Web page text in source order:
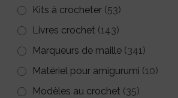
Kits à crocheter (53)
Livres crochet (143)
Marqueurs de maille (341)
Matériel pour amigurumi (10)
Modèles au crochet (35)